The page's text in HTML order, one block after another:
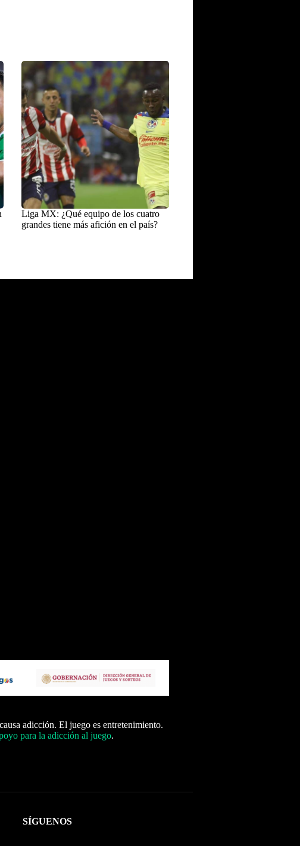
Liga MX: ¿Qué equipo de los cuatro
grandes tiene más afición en el país?
adicción. El juego es entretenimiento.
para la adicción al juego.
SÍGUENOS